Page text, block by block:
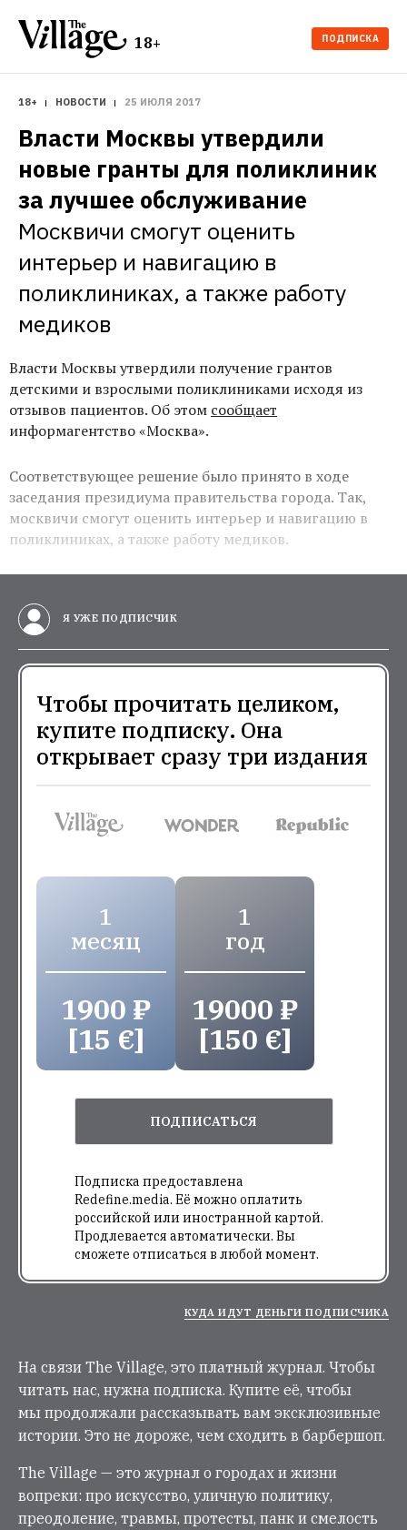
18+ ПОДПИСКА
18+ НОВОСТИ 25 ИЮЛЯ 2017
Власти Москвы утвердили
новые гранты для поликлиник
за лучшее обслуживание
Москвичи смогут оценить
интерьер и навигацию в
поликлиниках, а также работу
медиков
Власти Москвы утвердили получение грантов
детскими и взрослыми поликлиниками исходя из
отзывов пациентов. Об этом сообщает
информагентство «Москва».
Соответствующее решение было принято в ходе
заседания президиума правительства города. Так,
москвичи смогут оценить интерьер и навигацию в
поликлиниках, а также работу медиков.
Я УЖЕ ПОДПИСЧИК
Чтобы прочитать целиком,
купите подписку. Она
открывает сразу три издания
1
месяц
1900 ₽
[15 €]
1
год
19000 ₽
[150 €]
ПОДПИСАТЬСЯ
Подписка предоставлена
Redefine.media. Её можно оплатить
российской или иностранной картой.
Продлевается автоматически. Вы
сможете отписаться в любой момент.
КУДА ИДУТ ДЕНЬГИ ПОДПИСЧИКА
На связи The Village, это платный журнал. Чтобы
читать нас, нужна подписка. Купите её, чтобы
мы продолжали рассказывать вам эксклюзивные
истории. Это не дороже, чем сходить в барбершоп.
The Village — это журнал о городах и жизни
вопреки: про искусство, уличную политику,
преодоление, травмы, протесты, панк и смелость